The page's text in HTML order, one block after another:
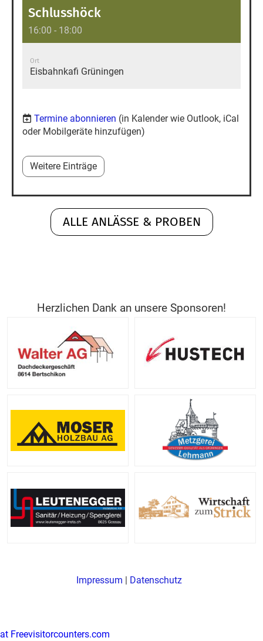
Schlusshöck
16:00 - 18:00
Ort
Eisbahnkafi Grüningen
Termine abonnieren (in Kalender wie Outlook, iCal
oder Mobilgeräte hinzufügen)
Weitere Einträge
ALLE ANLÄSSE & PROBEN
Herzlichen Dank an unsere Sponsoren!
Impressum Datenschutz
at Freevisitorcounters.com